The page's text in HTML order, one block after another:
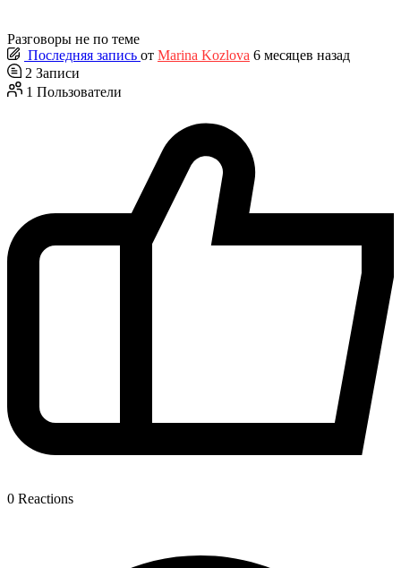
Разговоры не по теме
Последняя запись от Marina Kozlova 6 месяцев назад
2 Записи
1 Пользователи
0 Reactions